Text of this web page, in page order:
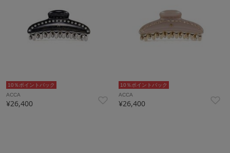
10％ポイントバック
ACCA
¥26,400
10％ポイントバック
ACCA
¥26,400